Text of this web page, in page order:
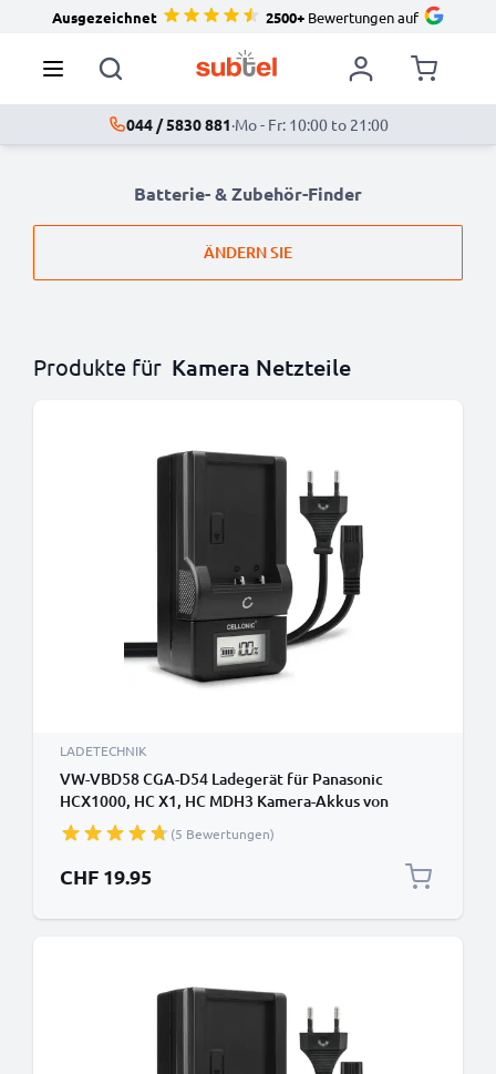
Ausgezeichnet 2500+Bewertungen auf
044 / 5830 881·Mo - Fr: 10:00 to 21:00
Batterie- & Zubehör-Finder
ÄNDERN SIE
Produkte für Kamera Netzteile
LADETECHNIK
VW-VBD58 CGA-D54 Ladegerät für Panasonic
HCX1000, HC X1, HC MDH3 Kamera-Akkus von
CELLONIC
(5 Bewertungen)
CHF 19.95